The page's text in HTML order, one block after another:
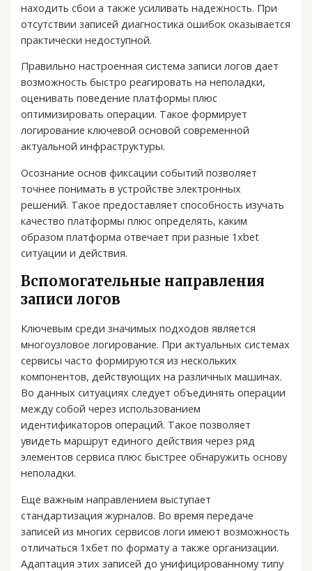
находить сбои а также усиливать надежность. При
отсутствии записей диагностика ошибок оказывается
практически недоступной.
Правильно настроенная система записи логов дает
возможность быстро реагировать на неполадки,
оценивать поведение платформы плюс
оптимизировать операции. Такое формирует
логирование ключевой основой современной
актуальной инфраструктуры.
Осознание основ фиксации событий позволяет
точнее понимать в устройстве электронных
решений. Такое предоставляет способность изучать
качество платформы плюс определять, каким
образом платформа отвечает при разные 1xbet
ситуации и действия.
Вспомогательные направления
записи логов
Ключевым среди значимых подходов является
многоузловое логирование. При актуальных системах
сервисы часто формируются из нескольких
компонентов, действующих на различных машинах.
Во данных ситуациях следует объединять операции
между собой через использованием
идентификаторов операций. Такое позволяет
увидеть маршрут единого действия через ряд
элементов сервиса плюс быстрее обнаружить основу
неполадки.
Еще важным направлением выступает
стандартизация журналов. Во время передаче
записей из многих сервисов логи имеют возможность
отличаться 1хбет по формату а также организации.
Адаптация этих записей до унифицированному типу